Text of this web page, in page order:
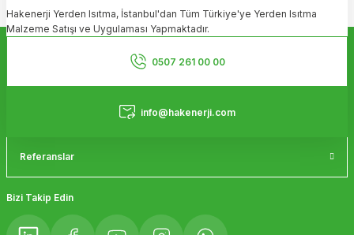
Ürün açıklamasında eksik bilgiler bulunuyor.
Ürün bilgilerinde hatalar bulunuyor.
Ürün fiyatı diğer sitelerden daha pahalı.
Bu ürüne benzer farklı alternatifler olmalı.
Hakenerji Yerden Isıtma, İstanbul'dan Tüm Türkiye'ye Yerden Isıtma
Malzeme Satışı ve Uygulaması Yapmaktadır.
0507 261 00 00
info@hakenerji.com
Referanslar
Bizi Takip Edin